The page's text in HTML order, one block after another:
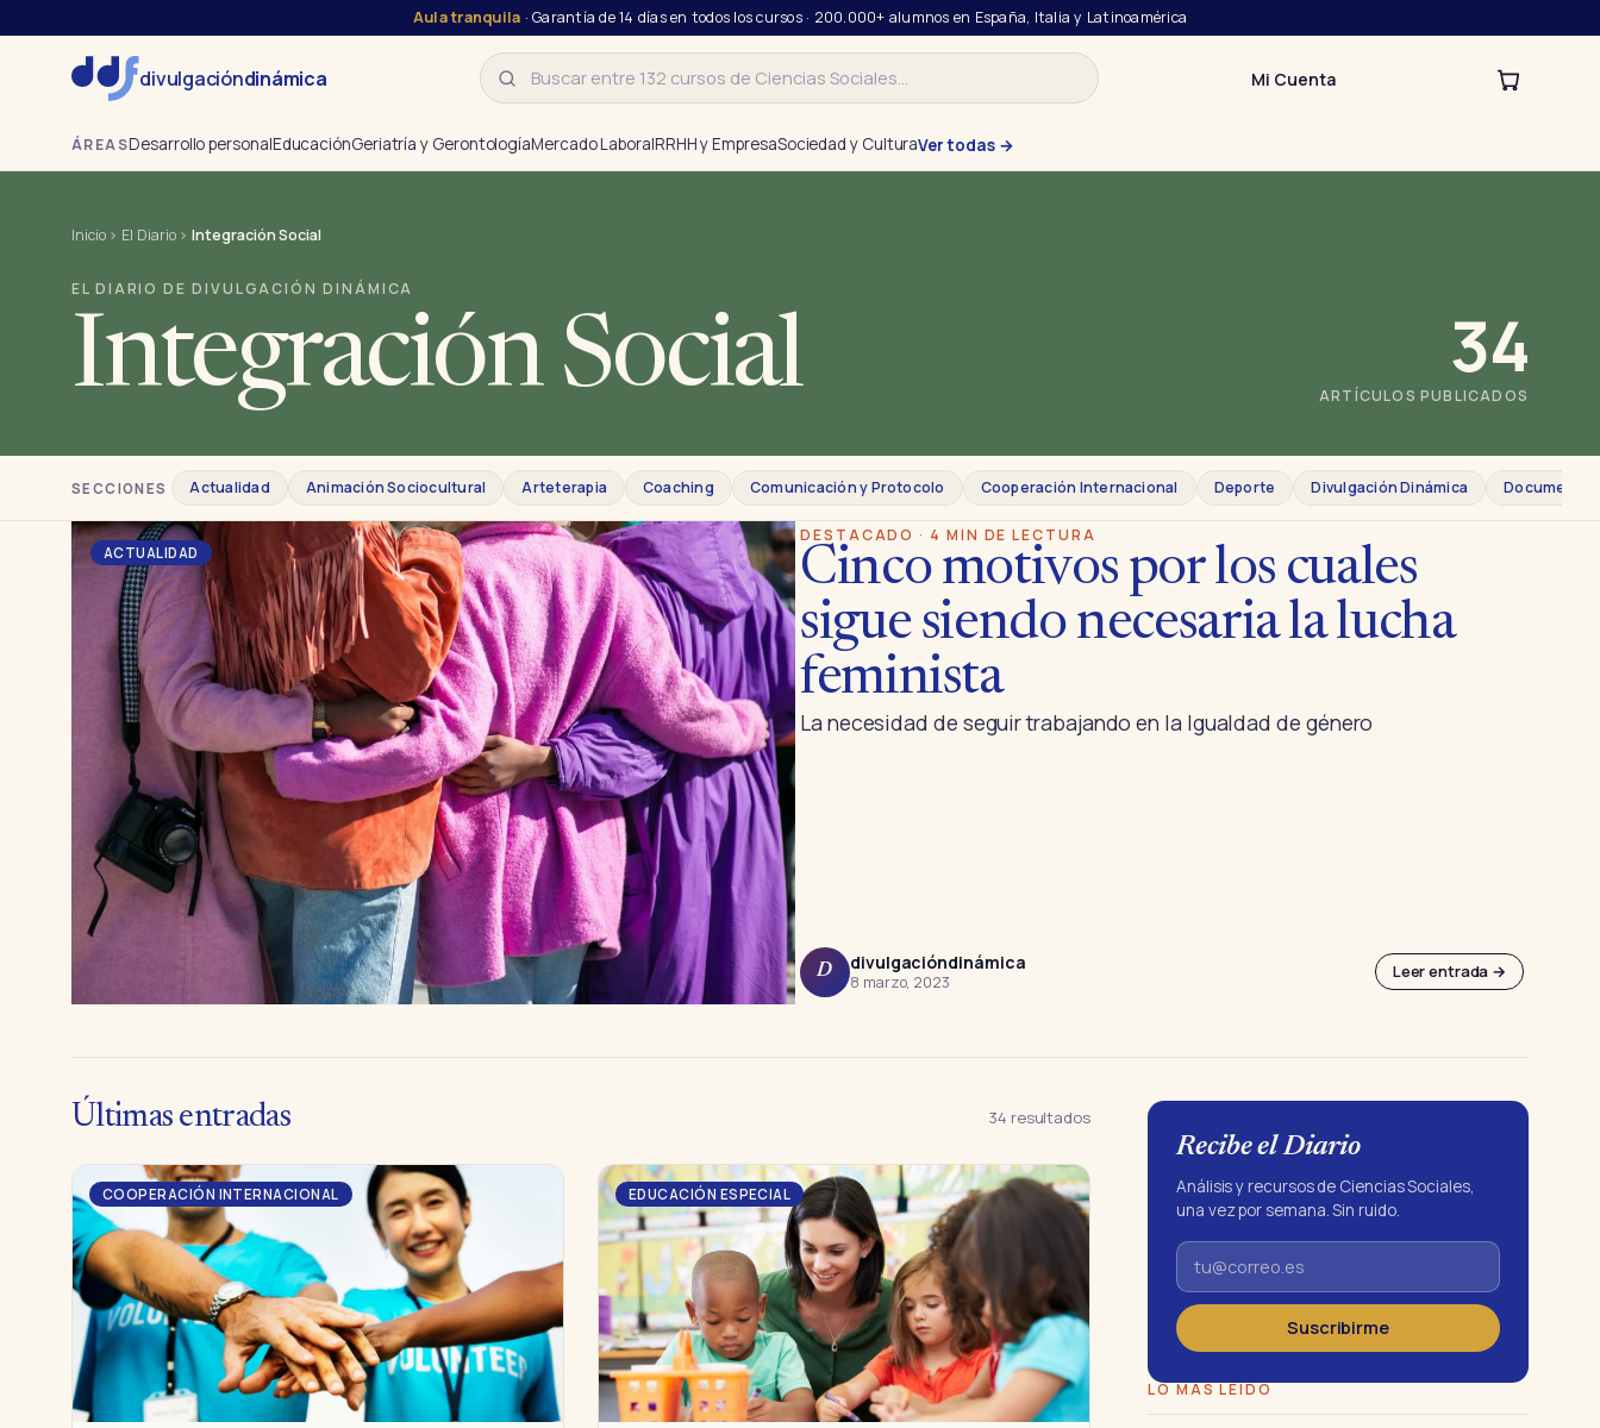
Aula tranquila · Garantía de 14 días en todos los cursos · 200.000+ alumnos en España, Italia y Latinoamérica
divulgacióndinámica Buscar Mi Cuenta
ÁREASDesarrollo personalEducaciónGeriatría y GerontologíaMercado LaboralRRHH y EmpresaSociedad y CulturaVer todas →
Inicio› El Diario›Integración Social
EL DIARIO DE DIVULGACIÓN DINÁMICA
Integración Social 34
ARTÍCULOS PUBLICADOS
SECCIONES Actualidad Animación Sociocultural Arteterapia Coaching Comunicación y Protocolo Cooperación Internacional Deporte Divulgación Dinámica Documentos
ACTUALIDAD
DESTACADO · 4 MIN DE LECTURA
Cinco motivos por los cuales
sigue siendo necesaria la lucha
feminista
La necesidad de seguir trabajando en la Igualdad de género
D divulgacióndinámica
8 marzo, 2023 Leer entrada →
Últimas entradas 34 resultados
COOPERACIÓN INTERNACIONAL EDUCACIÓN ESPECIAL
Recibe el Diario
Análisis y recursos de Ciencias Sociales,
una vez por semana. Sin ruido.
Suscribirme
LO MÁS LEÍDO